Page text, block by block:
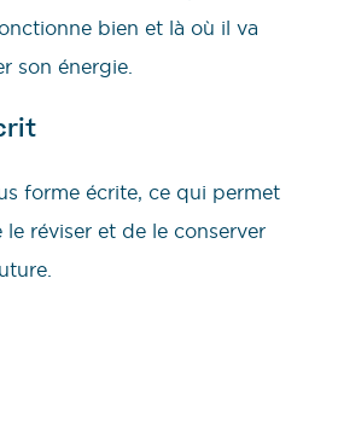
bien et là où il va
son énergie.
forme écrite, ce qui permet
le réviser et de le conserver